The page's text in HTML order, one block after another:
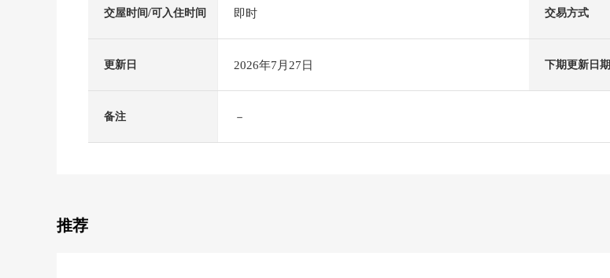
交屋时间/可入住时间 即时 交易方式
更新日 2026年7月27日 下期更新日期
备注 －
推荐